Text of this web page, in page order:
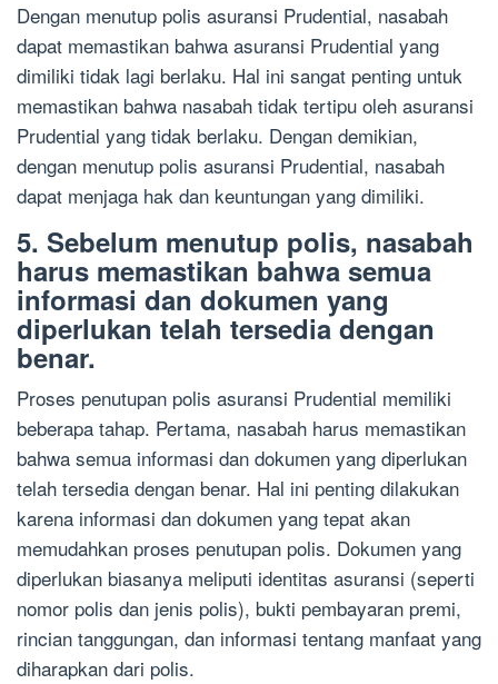
Dengan menutup polis asuransi Prudential, nasabah
dapat memastikan bahwa asuransi Prudential yang
dimiliki tidak lagi berlaku. Hal ini sangat penting untuk
memastikan bahwa nasabah tidak tertipu oleh asuransi
Prudential yang tidak berlaku. Dengan demikian,
dengan menutup polis asuransi Prudential, nasabah
dapat menjaga hak dan keuntungan yang dimiliki.
5. Sebelum menutup polis, nasabah
harus memastikan bahwa semua
informasi dan dokumen yang
diperlukan telah tersedia dengan
benar.
Proses penutupan polis asuransi Prudential memiliki
beberapa tahap. Pertama, nasabah harus memastikan
bahwa semua informasi dan dokumen yang diperlukan
telah tersedia dengan benar. Hal ini penting dilakukan
karena informasi dan dokumen yang tepat akan
memudahkan proses penutupan polis. Dokumen yang
diperlukan biasanya meliputi identitas asuransi (seperti
nomor polis dan jenis polis), bukti pembayaran premi,
rincian tanggungan, dan informasi tentang manfaat yang
diharapkan dari polis.